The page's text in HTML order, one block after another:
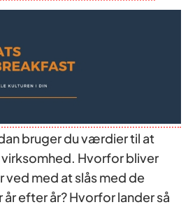
bruger du værdier til at
virksomhed. Hvorfor bliver
med at slås med de
efter år? Hvorfor lander så